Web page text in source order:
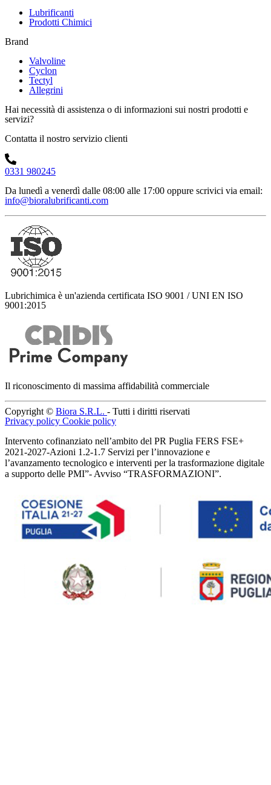
Lubrificanti
Prodotti Chimici
Brand
Valvoline
Cyclon
Tectyl
Allegrini
Hai necessità di assistenza o di informazioni sui nostri prodotti e
servizi?
Contatta il nostro servizio clienti
0331 980245
Da lunedì a venerdì dalle 08:00 alle 17:00 oppure scrivici via email:
info@bioralubrificanti.com
Lubrichimica è un'azienda certificata ISO 9001 / UNI EN ISO
9001:2015
Il riconoscimento di massima affidabilità commerciale
Copyright © Biora S.R.L. - Tutti i diritti riservati
Privacy policy Cookie policy
Intervento cofinanziato nell’ambito del PR Puglia FERS FSE+
2021-2027-Azioni 1.2-1.7 Servizi per l’innovazione e
l’avanzamento tecnologico e interventi per la trasformazione digitale
a supporto delle PMI”- Avviso “TRASFORMAZIONI”.